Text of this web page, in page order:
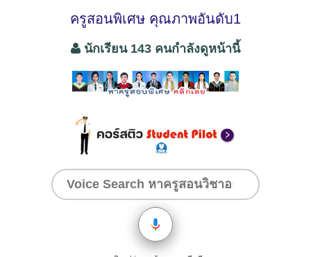
ครูสอนพิเศษ คุณภาพอันดับ1
นักเรียน 143 คนกำลังดูหน้านี้